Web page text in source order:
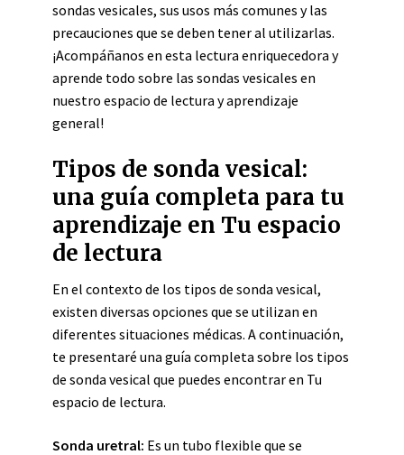
sondas vesicales, sus usos más comunes y las
precauciones que se deben tener al utilizarlas.
¡Acompáñanos en esta lectura enriquecedora y
aprende todo sobre las sondas vesicales en
nuestro espacio de lectura y aprendizaje
general!
Tipos de sonda vesical:
una guía completa para tu
aprendizaje en Tu espacio
de lectura
En el contexto de los tipos de sonda vesical,
existen diversas opciones que se utilizan en
diferentes situaciones médicas. A continuación,
te presentaré una guía completa sobre los tipos
de sonda vesical que puedes encontrar en Tu
espacio de lectura.
Sonda uretral: Es un tubo flexible que se